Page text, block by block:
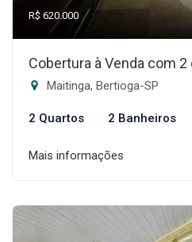
R$ 620.000
Cobertura à Venda com 2
Maitinga, Bertioga-SP
2 Quartos 2 Banheiros
Mais informações